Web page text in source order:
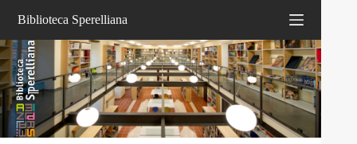
Biblioteca Sperelliana